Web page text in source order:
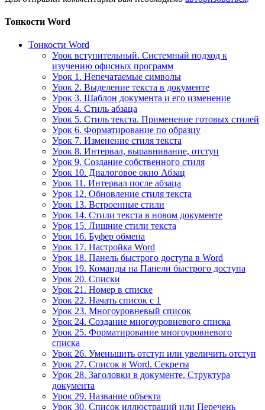
Тонкости Word
Тонкости Word
Урок вступительный. Системный подход к
изучению офисных программ
Урок 1. Непечатаемые символы
Урок 2. Выделение текста в документе
Урок 3. Шаблон документа и его изменение
Урок 4. Стиль абзаца
Урок 5. Стиль текста. Применение готовых стилей
Урок 6. Форматирование по образцу
Урок 7. Изменение стиля текста
Урок 8. Интервал, выравнивание, отступ
Урок 9. Создание собственного стиля
Урок 10. Диалоговое окно Абзац
Урок 11. Интервал после абзаца
Урок 12. Обновление стиля текста
Урок 13. Встроенные стили
Урок 14. Стили текста в новом документе
Урок 15. Лишние стили текста
Урок 16. Буфер обмена
Урок 17. Настройка Word
Урок 18. Панель быстрого доступа в Word
Урок 19. Команды на Панели быстрого доступа
Урок 20. Списки
Урок 21. Номер в списке
Урок 22. Начать список с 1
Урок 23. Многоуровневый список
Урок 24. Создание многоуровневого списка
Урок 25. Форматирование многоуровневого
списка
Урок 26. Уменьшить отступ или увеличить отступ
Урок 27. Список в Word. Секреты
Урок 28. Заголовки в документе. Структура
документа
Урок 29. Название объекта
Урок 30. Список иллюстраций или Перечень